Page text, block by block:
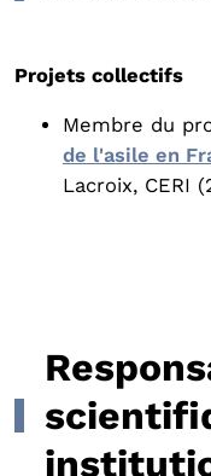
Projets collectifs
Membre du
de l'asile en
Lacroix, CERI